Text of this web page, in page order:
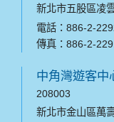
新北市五股區凌
電話：886-2-
傳真：886-2-
中角灣遊客中
208003
新北市金山區萬